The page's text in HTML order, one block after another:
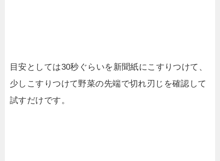
目安としては30秒ぐらいを新聞紙にこすりつけて、
少しこすりつけて野菜の先端で切れ刃じを確認して
試すだけです。